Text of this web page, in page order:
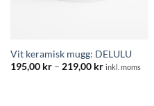
Vit keramisk mugg: DELULU
195,00 kr – 219,00 krPrisintervall:
inkl. moms